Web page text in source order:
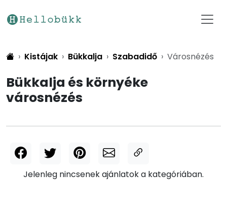
Kistájak Bükkalja Szabadidő Városnézés
Bükkalja és környéke
városnézés
Jelenleg nincsenek ajánlatok a kategóriában.